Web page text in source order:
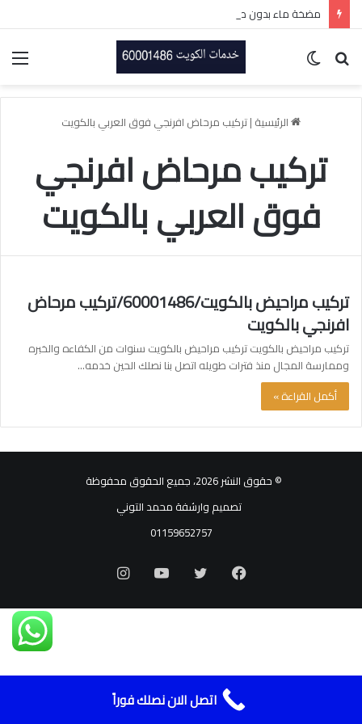
مضخة ماء بدون صوت بالكويت-60001486-اتصل الان
بحث
الرئيسية |تركيب مرحاض افرنجي فوق العربي بالكويت
تركيب مرحاض افرنجي
فوق العربي بالكويت
تركيب مراحيض بالكويت/60001486/تركيب مرحاض
افرنجي بالكويت
تركيب مراحيض بالكويت تركيب مراحيض بالكويت سنوات من الكفاءه والخبره
وممارسة المجال منذ فترات طويله اتصل بنا نصلك الحين خدمه…
أكمل القراءة »
© حقوق النشر 2026، جميع الحقوق محفوظة
تصميم وارشفة محمد التوني
01159652757
فيسبوك يوتيوبانستقرام
اتصل الان نصلك فوراً